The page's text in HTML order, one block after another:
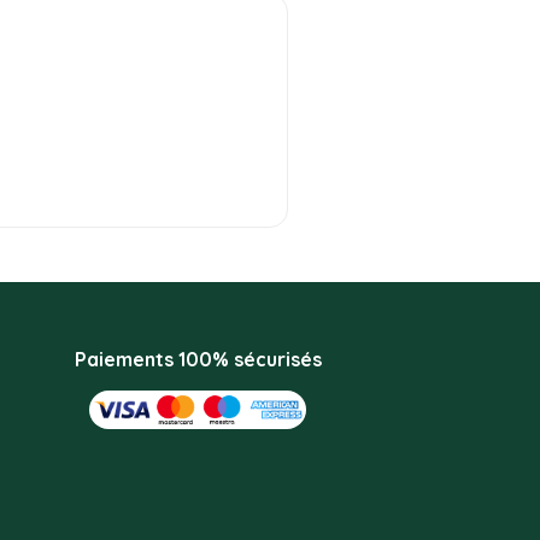
Paiements 100% sécurisés